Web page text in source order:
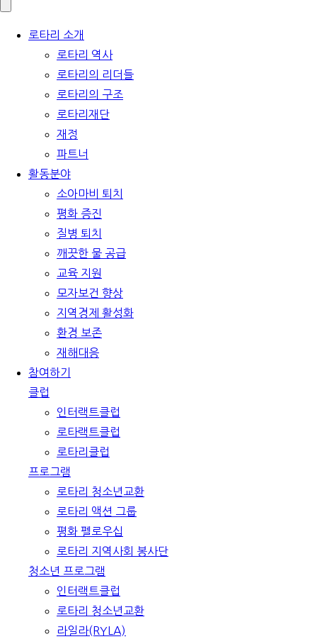
로타리 소개
로타리 역사
로타리의 리더들
로타리의 구조
로타리재단
재정
파트너
활동분야
소아마비 퇴치
평화 증진
질병 퇴치
깨끗한 물 공급
교육 지원
모자보건 향상
지역경제 활성화
환경 보존
재해대응
참여하기
클럽
인터랙트클럽
로타랙트클럽
로타리클럽
프로그램
로타리 청소년교환
로타리 액션 그룹
평화 펠로우십
로타리 지역사회 봉사단
청소년 프로그램
인터랙트클럽
로타리 청소년교환
라일라(RYLA)